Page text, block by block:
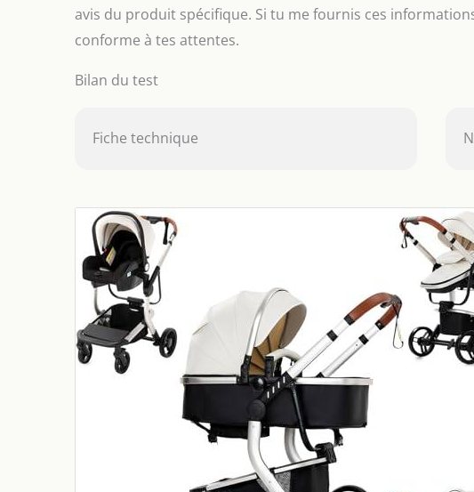
avis du produit spécifique. Si tu me fournis ces
conforme à tes attentes.
Bilan du test
Fiche technique